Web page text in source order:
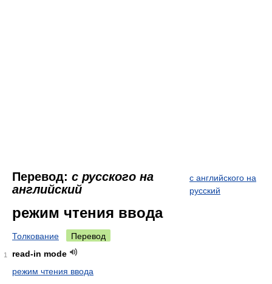
Перевод: с русского на
английский
с английского на
русский
режим чтения ввода
Толкование Перевод
1
read-in mode
режим чтения ввода